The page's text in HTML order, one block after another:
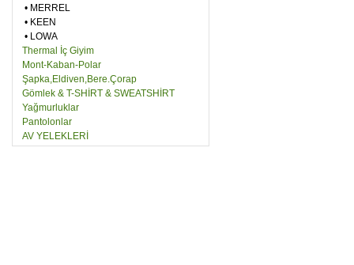
• MERREL
• KEEN
• LOWA
Thermal İç Giyim
Mont-Kaban-Polar
Şapka,Eldiven,Bere.Çorap
Gömlek & T-SHİRT & SWEATSHİRT
Yağmurluklar
Pantolonlar
AV YELEKLERİ